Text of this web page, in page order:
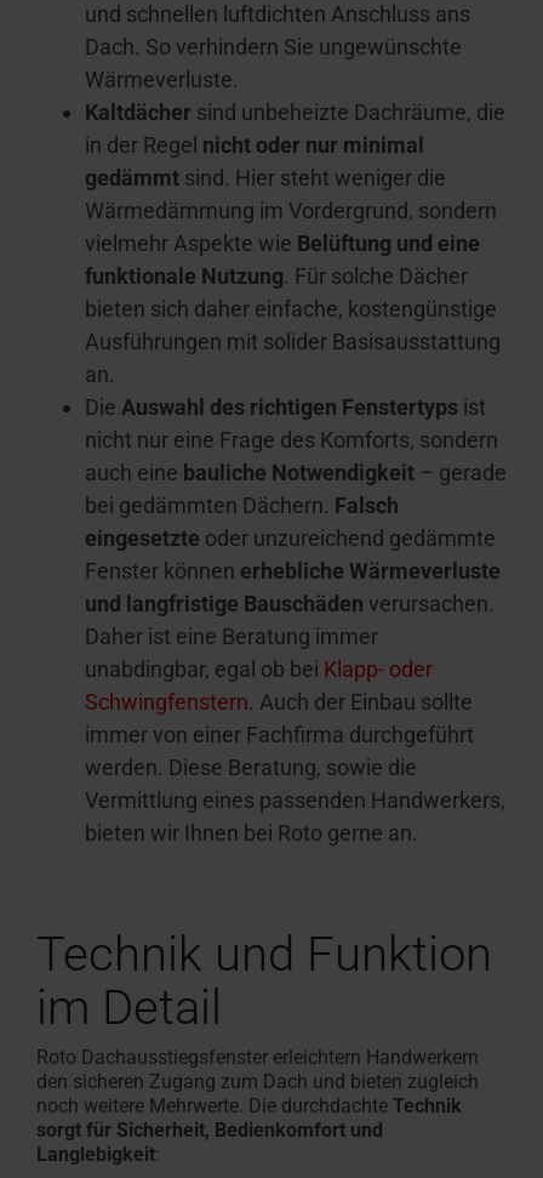
und schnellen luftdichten Anschluss ans
Dach. So verhindern Sie ungewünschte
Wärmeverluste.
Kaltdächer sind unbeheizte Dachräume, die
in der Regel nicht oder nur minimal
gedämmt sind. Hier steht weniger die
Wärmedämmung im Vordergrund, sondern
vielmehr Aspekte wie Belüftung und eine
funktionale Nutzung. Für solche Dächer
bieten sich daher einfache, kostengünstige
Ausführungen mit solider Basisausstattung
an.
Die Auswahl des richtigen Fenstertyps ist
nicht nur eine Frage des Komforts, sondern
auch eine bauliche Notwendigkeit – gerade
bei gedämmten Dächern. Falsch
eingesetzte oder unzureichend gedämmte
Fenster können erhebliche Wärmeverluste
und langfristige Bauschäden verursachen.
Daher ist eine Beratung immer
unabdingbar, egal ob bei Klapp- oder
Schwingfenstern. Auch der Einbau sollte
immer von einer Fachfirma durchgeführt
werden. Diese Beratung, sowie die
Vermittlung eines passenden Handwerkers,
bieten wir Ihnen bei Roto gerne an.
Technik und Funktion
im Detail
Roto Dachausstiegsfenster erleichtern Handwerkern
den sicheren Zugang zum Dach und bieten zugleich
noch weitere Mehrwerte. Die durchdachte Technik
sorgt für Sicherheit, Bedienkomfort und
Langlebigkeit: